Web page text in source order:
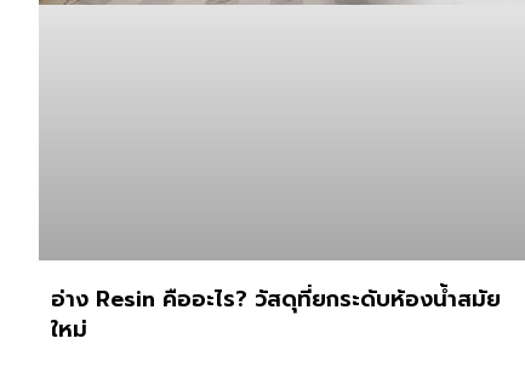
อ่าง Resin คืออะไร? วัสดุที่ยกระดับห้องน้ำสมัย
ใหม่